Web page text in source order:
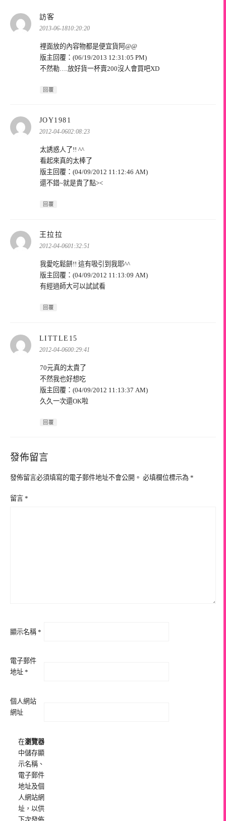
訪客
示:
2013-06-1810:20:20
裡面放的內容物都是便宜貨阿@@
版主回覆：(06/19/2013 12:31:05 PM)
不然勒….放好貨一杯賣200沒人會買吧XD
回覆
JOY1981
示:
2012-04-0602:08:23
太誘惑人了!! ^^
看起來真的太棒了
版主回覆：(04/09/2012 11:12:46 AM)
還不錯~就是貴了點><
回覆
王拉拉
示:
2012-04-0601:32:51
我愛吃鬆餅!! 這有吸引到我耶^^
版主回覆：(04/09/2012 11:13:09 AM)
有經過師大可以試試看
回覆
LITTLE15
示:
2012-04-0600:29:41
70元真的太貴了
不然我也好想吃
版主回覆：(04/09/2012 11:13:37 AM)
久久一次還OK啦
回覆
發佈留言
發佈留言必須填寫的電子郵件地址不會公開。 必填欄位標示為 *
留言 *
顯示名稱 *
電子郵件
地址 *
個人網站
網址
在瀏覽器
中儲存顯
示名稱、
電子郵件
地址及個
人網站網
址，以供